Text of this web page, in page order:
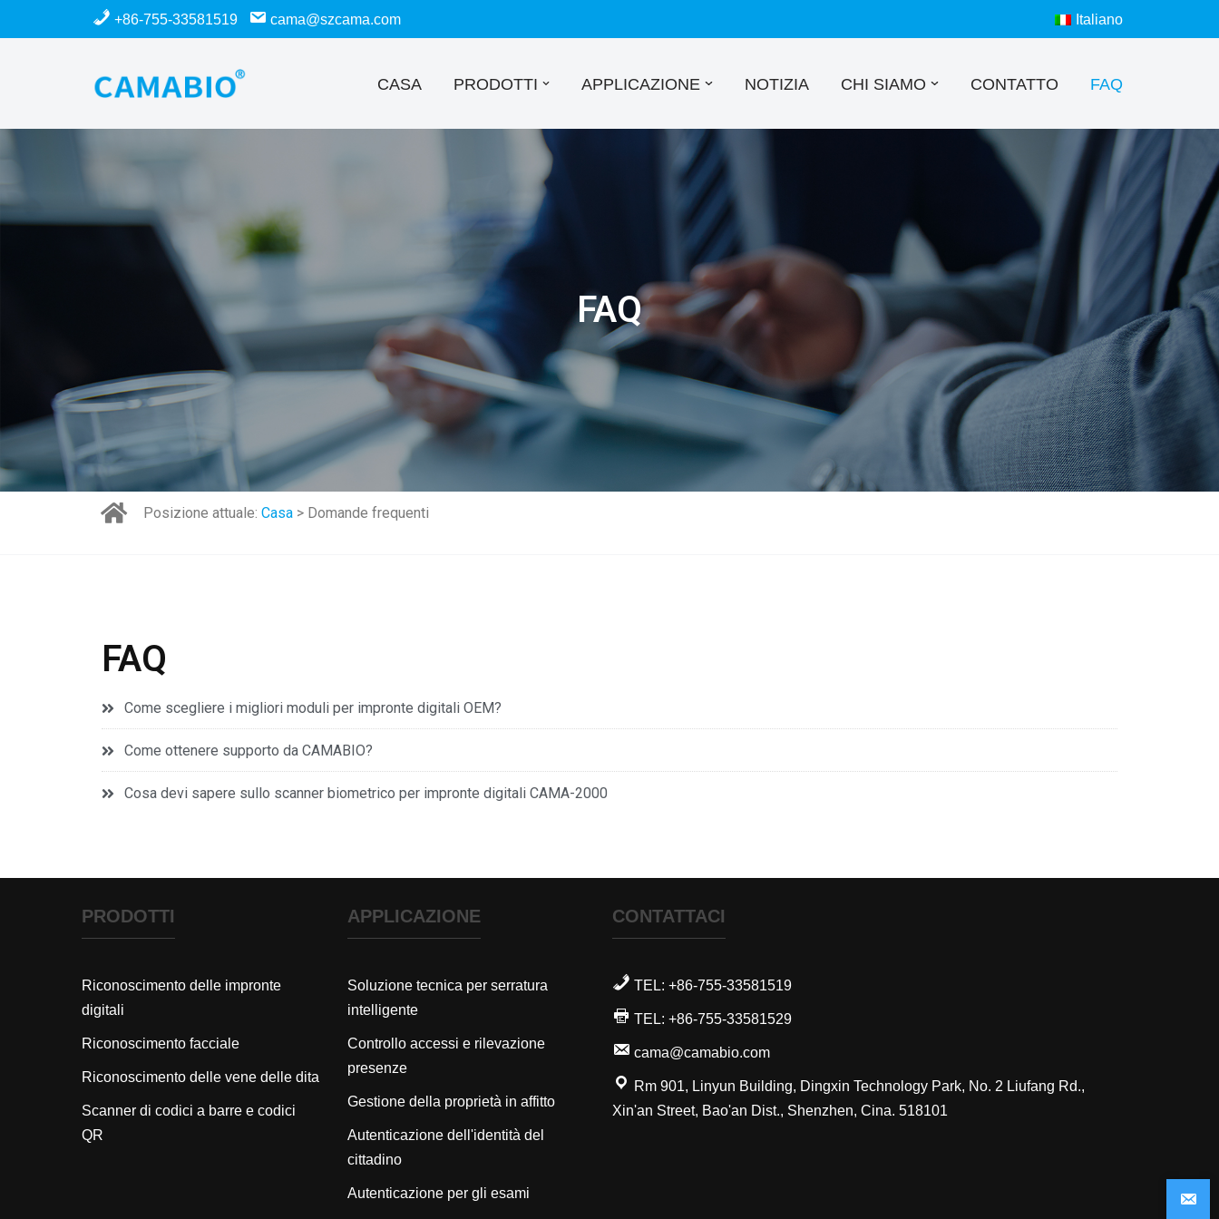
+86-755-33581519 cama@szcama.com Italiano
CASA PRODOTTI APPLICAZIONE NOTIZIA CHI SIAMO CONTATTO FAQ
FAQ
Posizione attuale: Casa> Domande frequenti
FAQ
Come scegliere i migliori moduli per impronte digitali OEM?
Come ottenere supporto da CAMABIO?
Cosa devi sapere sullo scanner biometrico per impronte digitali CAMA-2000
PRODOTTI
Riconoscimento delle impronte
digitali
Riconoscimento facciale
Riconoscimento delle vene delle dita
Scanner di codici a barre e codici
QR
APPLICAZIONE
Soluzione tecnica per serratura
intelligente
Controllo accessi e rilevazione
presenze
Gestione della proprietà in affitto
Autenticazione dell'identità del
cittadino
Autenticazione per gli esami
CONTATTACI
TEL: +86-755-33581519
TEL: +86-755-33581529
cama@camabio.com
Rm 901, Linyun Building, Dingxin Technology Park, No. 2 Liufang Rd.,
Xin'an Street, Bao'an Dist., Shenzhen, Cina. 518101